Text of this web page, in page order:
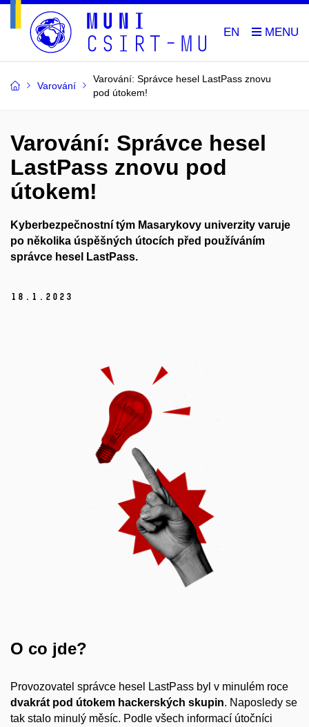
EN
Varování
Varování: Správce hesel LastPass znovu
pod útokem!
Varování: Správce hesel
LastPass znovu pod
útokem!
Kyberbezpečnostní tým Masarykovy univerzity varuje
po několika úspěšných útocích před používáním
správce hesel
LastPass.
18. 1. 2023
O co jde?
Provozovatel správce hesel LastPass byl v minulém roce
dvakrát pod útokem hackerských skupin. Naposledy se
tak stalo minulý měsíc. Podle všech informací útočníci